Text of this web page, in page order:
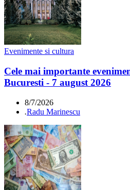
Evenimente si cultura
Cele mai importante
Bucuresti - 7 august 2026
8/7/2026
.Radu Marinescu